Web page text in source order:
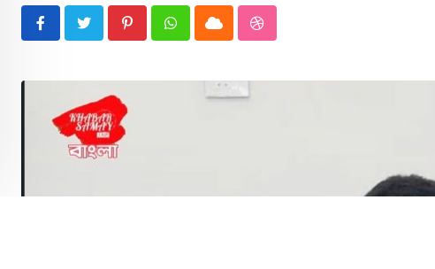
PinterestWhatsappCloud StumbleUpon